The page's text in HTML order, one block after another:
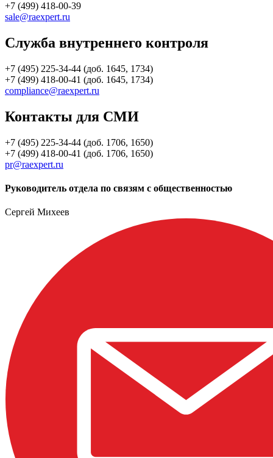
+7 (499) 418-00-39
sale@raexpert.ru
Служба внутреннего контроля
+7 (495) 225-34-44 (доб. 1645, 1734)
+7 (499) 418-00-41 (доб. 1645, 1734)
compliance@raexpert.ru
Контакты для СМИ
+7 (495) 225-34-44 (доб. 1706, 1650)
+7 (499) 418-00-41 (доб. 1706, 1650)
pr@raexpert.ru
Руководитель отдела по связям с общественностью
Сергей Михеев